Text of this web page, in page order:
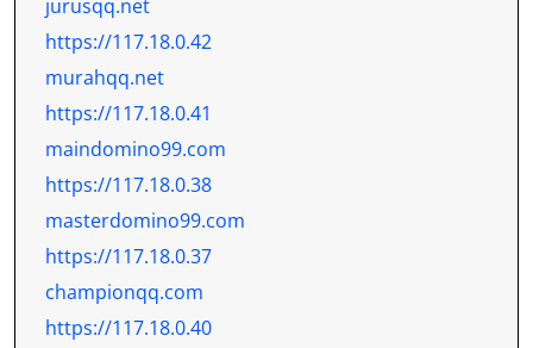
jurusqq.net
https://117.18.0.42
murahqq.net
https://117.18.0.41
maindomino99.com
https://117.18.0.38
masterdomino99.com
https://117.18.0.37
championqq.com
https://117.18.0.40